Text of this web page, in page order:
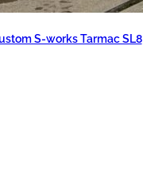
S-works Tarmac SL8